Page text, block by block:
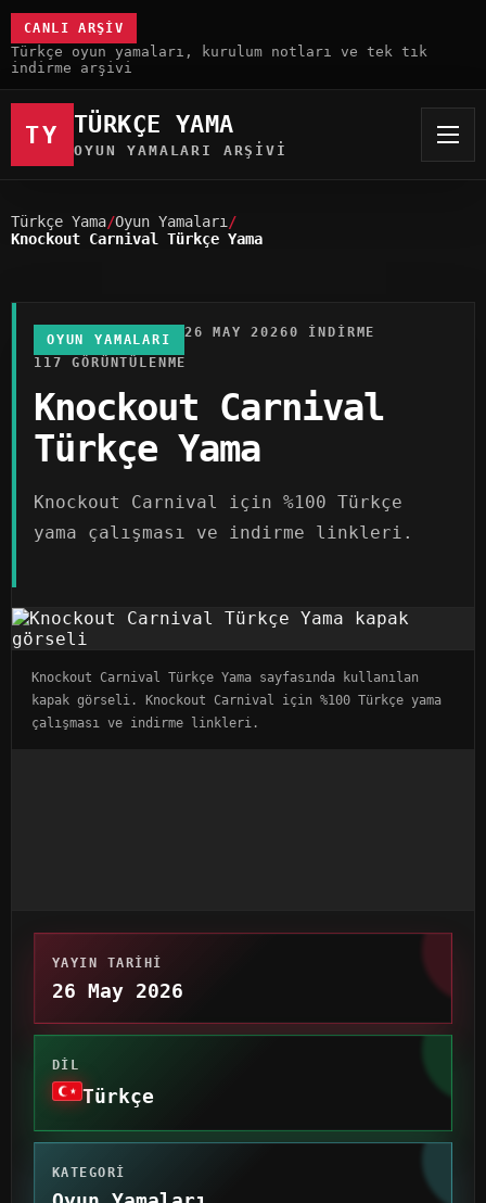
CANLI ARŞIV
Türkçe oyun yamaları, kurulum notları ve tek tık
indirme arşivi
TY TÜRKÇE YAMA
OYUN YAMALARI ARŞIVI
Türkçe Yama Oyun Yamaları
Knockout Carnival Türkçe Yama
OYUN YAMALARI 26 MAY 20260 INDIRME
117 GÖRÜNTÜLENME
Knockout Carnival
Türkçe Yama
Knockout Carnival için %100 Türkçe
yama çalışması ve indirme linkleri.
Knockout Carnival Türkçe Yama sayfasında kullanılan
kapak görseli. Knockout Carnival için %100 Türkçe yama
çalışması ve indirme linkleri.
YAYIN TARIHI
26 May 2026
DIL
Türkçe
KATEGORI